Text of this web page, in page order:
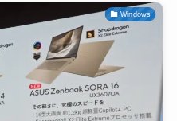
Windows